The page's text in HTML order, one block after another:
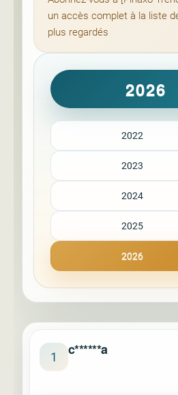
un accès complet à la liste
plus regardés
2026
2022
2023
2024
2025
2026
1 c******a